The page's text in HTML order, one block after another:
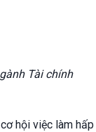
Tài chính
hội việc làm hấp